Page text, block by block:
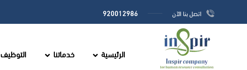
اتصل بنا الآن 920012986
الرئيسية خدماتنا التوظيف